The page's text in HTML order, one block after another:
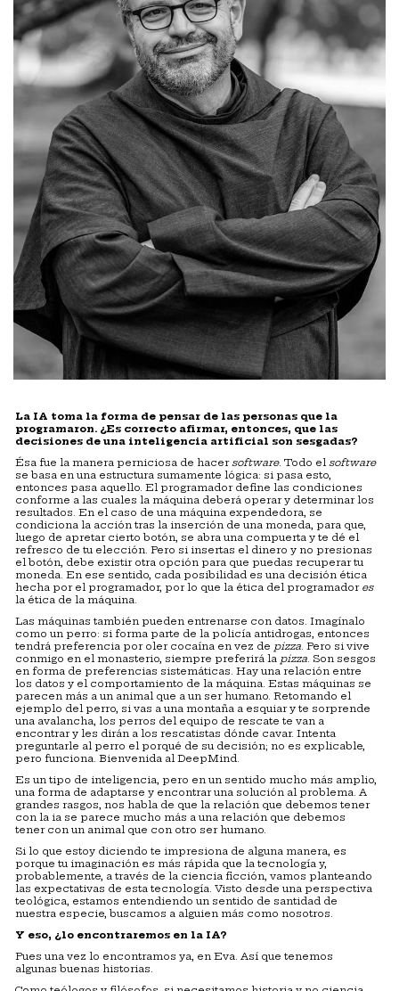
La IA toma la forma de pensar de las personas que la
programaron. ¿Es correcto afirmar, entonces, que las
decisiones de una inteligencia artificial son sesgadas?
Ésa fue la manera perniciosa de hacersoftware. Todo elsoftware
se basa en una estructura sumamente lógica: si pasa esto,
entonces pasa aquello. El programador define las condiciones
conforme a las cuales la máquina deberá operar y determinar los
resultados. En el caso de una máquina expendedora, se
condiciona la acción tras la inserción de una moneda, para que,
luego de apretar cierto botón, se abra una compuerta y te dé el
refresco de tu elección. Pero si insertas el dinero y no presionas
el botón, debe existir otra opción para que puedas recuperar tu
moneda. En ese sentido, cada posibilidad es una decisión ética
hecha por el programador, por lo que la ética del programador es
la ética de la máquina.
Las máquinas también pueden entrenarse con datos. Imagínalo
como un perro: si forma parte de la policía antidrogas, entonces
tendrá preferencia por oler cocaína en vez de pizza. Pero si vive
conmigo en el monasterio, siempre preferirá la pizza. Son sesgos
en forma de preferencias sistemáticas. Hay una relación entre
los datos y el comportamiento de la máquina. Estas máquinas se
parecen más a un animal que a un ser humano. Retomando el
ejemplo del perro, si vas a una montaña a esquiar y te sorprende
una avalancha, los perros del equipo de rescate te van a
encontrar y les dirán a los rescatistas dónde cavar. Intenta
preguntarle al perro el porqué de su decisión; no es explicable,
pero funciona. Bienvenida al DeepMind.
Es un tipo de inteligencia, pero en un sentido mucho más amplio,
una forma de adaptarse y encontrar una solución al problema. A
grandes rasgos, nos habla de que la relación que debemos tener
con la ia se parece mucho más a una relación que debemos
tener con un animal que con otro ser humano.
Si lo que estoy diciendo te impresiona de alguna manera, es
porque tu imaginación es más rápida que la tecnología y,
probablemente, a través de la ciencia ficción, vamos planteando
las expectativas de esta tecnología. Visto desde una perspectiva
teológica, estamos entendiendo un sentido de santidad de
nuestra especie, buscamos a alguien más como nosotros.
Y eso, ¿lo encontraremos en la IA?
Pues una vez lo encontramos ya, en Eva. Así que tenemos
algunas buenas historias.